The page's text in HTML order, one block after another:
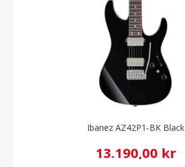
Ibanez AZ42P1-BK Black
13.190,00 kr